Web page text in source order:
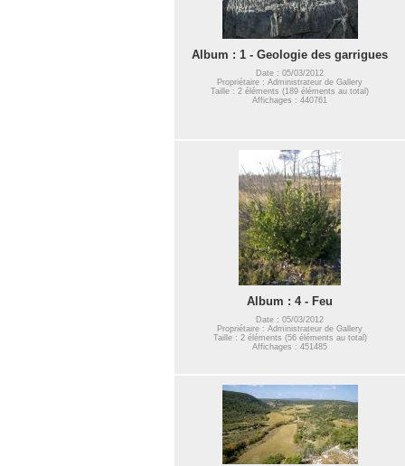
Album : 1 - Geologie des garrigues
Date : 05/03/2012
Propriétaire : Administrateur de Gallery
Taille : 2 éléments (189 éléments au total)
Affichages : 440761
Album : 4 - Feu
Date : 05/03/2012
Propriétaire : Administrateur de Gallery
Taille : 2 éléments (56 éléments au total)
Affichages : 451485